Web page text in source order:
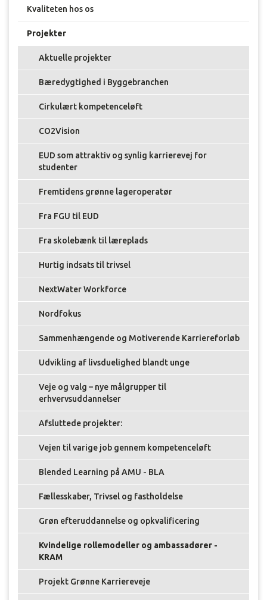
Kvaliteten hos os
Projekter
Aktuelle projekter
Bæredygtighed i Byggebranchen
Cirkulært kompetenceløft
CO2Vision
EUD som attraktiv og synlig karrierevej for
studenter
Fremtidens grønne lageroperatør
Fra FGU til EUD
Fra skolebænk til læreplads
Hurtig indsats til trivsel
NextWater Workforce
Nordfokus
Sammenhængende og Motiverende Karriereforløb
Udvikling af livsduelighed blandt unge
Veje og valg – nye målgrupper til
erhvervsuddannelser
Afsluttede projekter:
Vejen til varige job gennem kompetenceløft
Blended Learning på AMU - BLA
Fællesskaber, Trivsel og fastholdelse
Grøn efteruddannelse og opkvalificering
Kvindelige rollemodeller og ambassadører -
KRAM
Projekt Grønne Karriereveje